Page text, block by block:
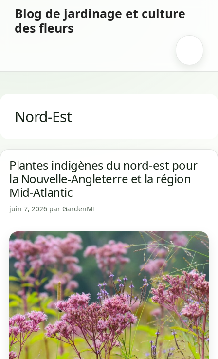
contenu
Blog de jardinage et culture
des fleurs
Nord-Est
Plantes indigènes du nord-est pour
la Nouvelle-Angleterre et la région
Mid-Atlantic
juin 7, 2026 par GardenMI